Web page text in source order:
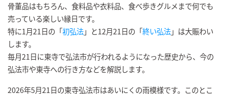
骨董品はもちろん、食料品や衣料品、食べ歩きグルメまで何でも
売っている楽しい縁日です。
特に1月21日の「初弘法」と12月21日の「終い弘法」は大賑わい
します。
毎月21日に東寺で弘法市が行われるようになった歴史から、今の
弘法市や東寺への行き方などを解説します。
2026年5月21日の東寺弘法市はあいにくの雨模様です。このとこ